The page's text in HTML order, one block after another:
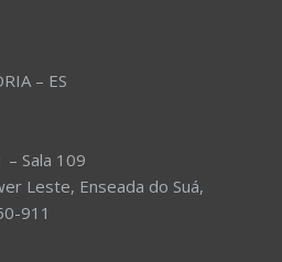
– ES
– Sala 109
Leste, Enseada do Suá,
911